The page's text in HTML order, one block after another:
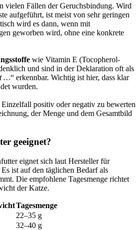
vielen Fällen der Geruchsbindung. Wird
aufgeführt, ist meist von sehr geringen
wird es dann, wenn mit
geworben wird, ohne eine konkrete
wie Vitamin E (Tocopherol-
und sind in der Deklaration oft als
…“ erkennbar. Wichtig ist hier, dass klar
wurden.
positiv oder negativ zu bewerten
der Menge und dem Gesamtbild
geeignet?
eignet sich laut Hersteller für
ist auf den täglichen Bedarf als
Die empfohlene Tagesmenge richtet
der Katze.
Tagesmenge
22–35 g
32–40 g